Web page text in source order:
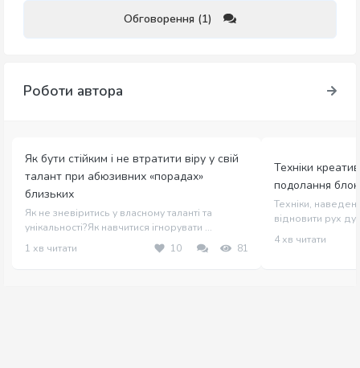
Обговорення (1)
Роботи автора
Як бути стійким і не втратити віру у свій
талант при абюзивних «порадах»
близьких
Як не зневіритись у власному таланті та
унікальності?Як навчитися ігнорувати ...
1 хв читати
10 81
Техніки
подолання
Техніки,
відновити рух
4 хв читати